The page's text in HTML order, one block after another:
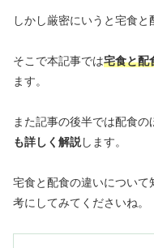
しかし厳密にいうと宅食と
そこで本記事では宅食と配
ます。
また記事の後半では配食の
も詳しく解説します。
宅食と配食の違いについて
考にしてみてくださいね。